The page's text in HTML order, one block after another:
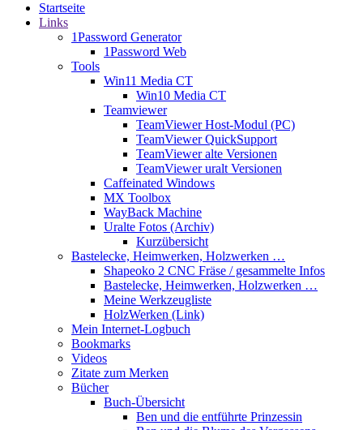
Startseite
Links
1Password Generator
1Password Web
Tools
Win11 Media CT
Win10 Media CT
Teamviewer
TeamViewer Host-Modul (PC)
TeamViewer QuickSupport
TeamViewer alte Versionen
TeamViewer uralt Versionen
Caffeinated Windows
MX Toolbox
WayBack Machine
Uralte Fotos (Archiv)
Kurzübersicht
Bastelecke, Heimwerken, Holzwerken …
Shapeoko 2 CNC Fräse / gesammelte Infos
Bastelecke, Heimwerken, Holzwerken …
Meine Werkzeugliste
HolzWerken (Link)
Mein Internet-Logbuch
Bookmarks
Videos
Zitate zum Merken
Bücher
Buch-Übersicht
Ben und die entführte Prinzessin